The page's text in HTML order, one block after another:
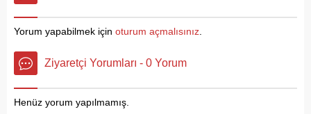
01 Ocak-30 Haziran 2024
tarihleri arasında 292
milyon 115 bin dolarlık
ihracat gerçekleştirdi....
Yalova’dan çöp toplama
kapsamında vatandaşlar ve
Yorum yapabilmek için oturum açmalısınız
Ziyaretçi Yorumları - 0 Yorum
Henüz yorum yapılmamış.